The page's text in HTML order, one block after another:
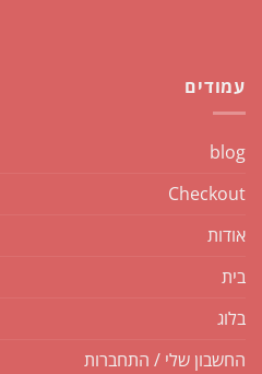
עמודים
blog
Checkout
אודות
בית
בלוג
החשבון שלי / התחברות